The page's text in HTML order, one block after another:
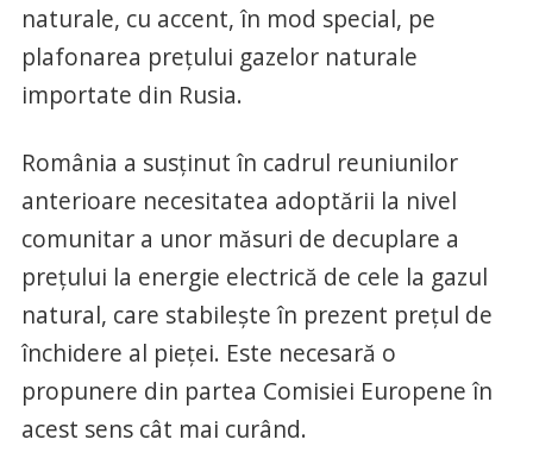
naturale, cu accent, în mod special, pe
plafonarea preţului gazelor naturale
importate din Rusia.
România a susţinut în cadrul reuniunilor
anterioare necesitatea adoptării la nivel
comunitar a unor măsuri de decuplare a
preţului la energie electrică de cele la gazul
natural, care stabileşte în prezent preţul de
închidere al pieţei. Este necesară o
propunere din partea Comisiei Europene în
acest sens cât mai curând.